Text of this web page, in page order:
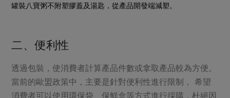
罐裝八寶粥不附塑膠蓋及湯匙，從產品開發端減塑。
二、便利性
透過包裝，使消費者計算產品件數或拿取產品較為方便。
當前的歐盟政策中，主要是針對便利性進行限制， 希望
消費者可以使用環保袋、保鮮盒等方式進行採購，杜絕因